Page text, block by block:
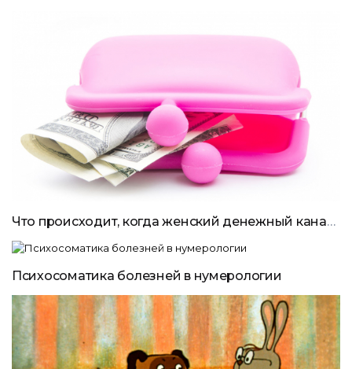
Что происходит, когда женский денежный канал перекрыт
Психосоматика болезней в нумерологии